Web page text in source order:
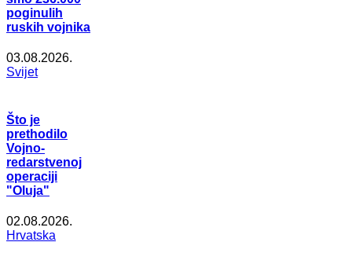
poginulih
ruskih vojnika
03.08.2026.
Svijet
Što je
prethodilo
Vojno-
redarstvenoj
operaciji
"Oluja"
02.08.2026.
Hrvatska